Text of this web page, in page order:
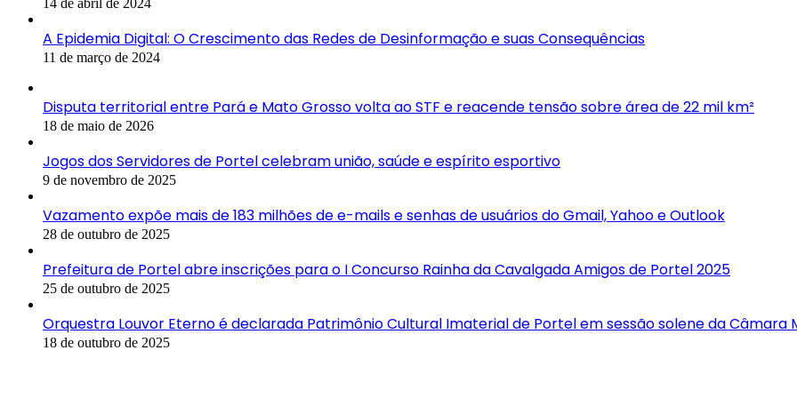
14 de abril de 2024
A Epidemia Digital: O Crescimento das Redes de Desinformação e suas Consequências
11 de março de 2024
Disputa territorial entre Pará e Mato Grosso volta ao STF e reacende tensão sobre área de 22 mil km²
18 de maio de 2026
Jogos dos Servidores de Portel celebram união, saúde e espírito esportivo
9 de novembro de 2025
Vazamento expõe mais de 183 milhões de e-mails e senhas de usuários do Gmail, Yahoo e Outlook
28 de outubro de 2025
Prefeitura de Portel abre inscrições para o I Concurso Rainha da Cavalgada Amigos de Portel 2025
25 de outubro de 2025
Orquestra Louvor Eterno é declarada Patrimônio Cultural Imaterial de Portel em sessão solene da Câmara
18 de outubro de 2025